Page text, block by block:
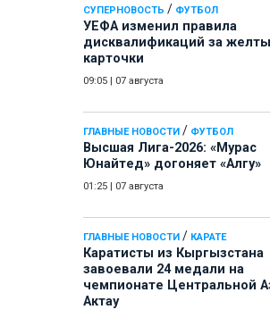
СУПЕРНОВОСТЬ / ФУТБОЛ
УЕФА изменил правила
дисквалификаций за
карточки
09:05 07 августа
ГЛАВНЫЕ НОВОСТИ / ФУТБОЛ
Высшая Лига-2026: «Мурас
Юнайтед» догоняет «Алгу»
01:25 07 августа
ГЛАВНЫЕ НОВОСТИ / КАРАТЕ
Каратисты из Кыргызстана
завоевали 24 медали на
чемпионате Центральной
Актау